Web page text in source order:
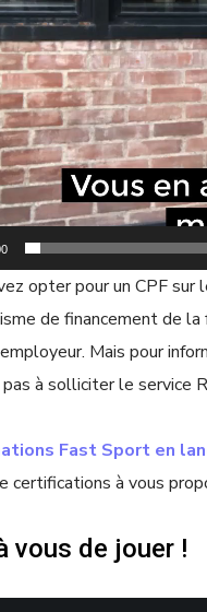
opter pour un CPF
de financement de
Mais pour
pas à solliciter le service
Fast Sport en
certifications à vous
vous de jouer !